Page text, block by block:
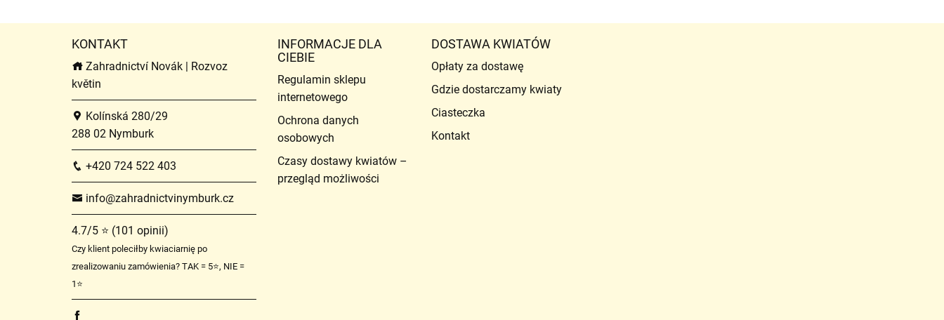
KONTAKT
Zahradnictví Novák | Rozvoz
květin
Kolínská 280/29
288 02 Nymburk
+420 724 522 403
info@zahradnictvinymburk.cz
4.7/5 ⭐ (101 opinii)
Czy klient poleciłby kwiaciarnię po
zrealizowaniu zamówienia? TAK = 5⭐, NIE =
1⭐
INFORMACJE DLA
CIEBIE
Regulamin sklepu
internetowego
Ochrona danych
osobowych
Czasy dostawy kwiatów –
przegląd możliwości
DOSTAWA KWIATÓW
Opłaty za dostawę
Gdzie dostarczamy kwiaty
Ciasteczka
Kontakt